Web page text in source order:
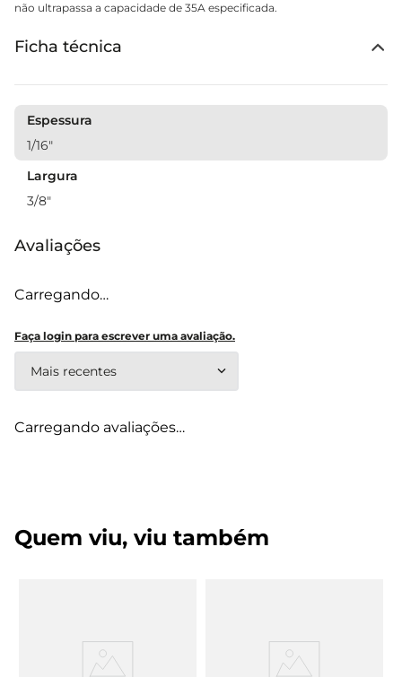
não ultrapassa a capacidade de 35A especificada.
Ficha técnica
Espessura
1/16"
Largura
3/8"
Avaliações
Carregando…
Faça login para escrever uma avaliação.
Mais recentes
Carregando avaliações…
Quem viu, viu também